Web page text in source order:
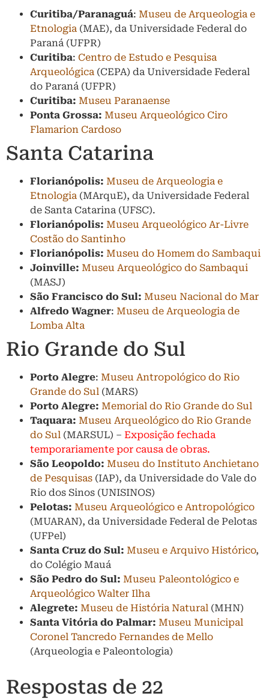
Curitiba/Paranaguá: Museu de Arqueologia e
Etnologia (MAE), da Universidade Federal do
Paraná (UFPR)
Curitiba: Centro de Estudo e Pesquisa
Arqueológica (CEPA) da Universidade Federal
do Paraná (UFPR)
Curitiba: Museu Paranaense
Ponta Grossa: Museu Arqueológico Ciro
Flamarion Cardoso
Santa Catarina
Florianópolis: Museu de Arqueologia e
Etnologia (MArquE), da Universidade Federal
de Santa Catarina (UFSC).
Florianópolis: Museu Arqueológico Ar-Livre
Costão do Santinho
Florianópolis: Museu do Homem do Sambaqui
Joinville: Museu Arqueológico do Sambaqui
(MASJ)
São Francisco do Sul: Museu Nacional do Mar
Alfredo Wagner: Museu de Arqueologia de
Lomba Alta
Rio Grande do Sul
Porto Alegre: Museu Antropológico do Rio
Grande do Sul (MARS)
Porto Alegre: Memorial do Rio Grande do Sul
Taquara: Museu Arqueológico do Rio Grande
do Sul (MARSUL) – Exposição fechada
temporariamente por causa de obras.
São Leopoldo: Museu do Instituto Anchietano
de Pesquisas (IAP), da Universidade do Vale do
Rio dos Sinos (UNISINOS)
Pelotas: Museu Arqueológico e Antropológico
(MUARAN), da Universidade Federal de Pelotas
(UFPel)
Santa Cruz do Sul: Museu e Arquivo Histórico,
do Colégio Mauá
São Pedro do Sul: Museu Paleontológico e
Arqueológico Walter Ilha
Alegrete: Museu de História Natural (MHN)
Santa Vitória do Palmar: Museu Municipal
Coronel Tancredo Fernandes de Mello
(Arqueologia e Paleontologia)
Respostas de 22